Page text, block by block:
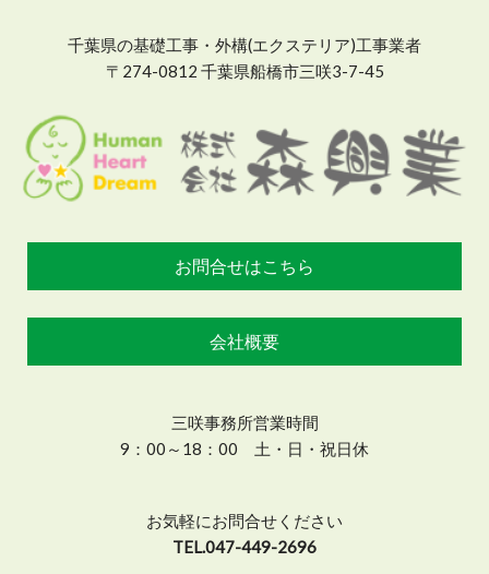
千葉県の基礎工事・外構(エクステリア)工事業者
〒274-0812 千葉県船橋市三咲3-7-45
お問合せはこちら
会社概要
三咲事務所営業時間
9：00～18：00 土・日・祝日休
お気軽にお問合せください
TEL.047-449-2696